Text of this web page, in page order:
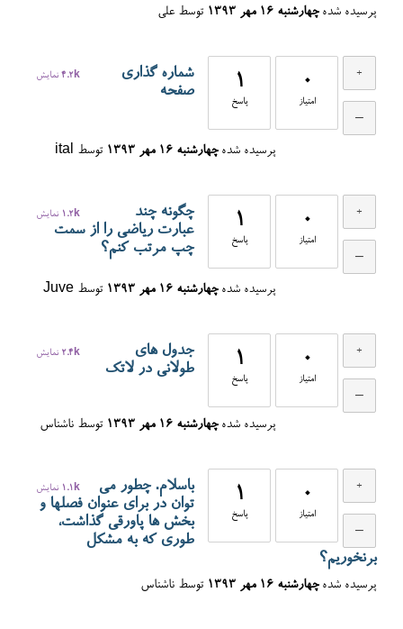
پرسیده شده چهارشنبه ۱۶ مهر ۱۳۹۳ توسطعلی
0
امتیاز
1
پاسخ
4.2k نمایش
شماره گذاری
صفحه
پرسیده شده چهارشنبه ۱۶ مهر ۱۳۹۳ توسط ital
0
امتیاز
1
پاسخ
1.2k نمایش
چگونه چند
عبارت ریاضی را از سمت
چپ مرتب کنم؟
پرسیده شده چهارشنبه ۱۶ مهر ۱۳۹۳ توسط Juve
0
امتیاز
1
پاسخ
2.4k نمایش
جدول های
طولانی در لاتک
پرسیده شده چهارشنبه ۱۶ مهر ۱۳۹۳ توسط ناشناس
0
امتیاز
1
پاسخ
1.1k نمایش
باسلام. چطور می
توان در برای عنوان فصلها و
بخش ها پاورقی گذاشت،
طوری که به مشکل
برنخوریم؟
پرسیده شده چهارشنبه ۱۶ مهر ۱۳۹۳ توسط ناشناس